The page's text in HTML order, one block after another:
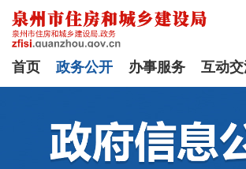
首页 政务公开 办事服务 互动